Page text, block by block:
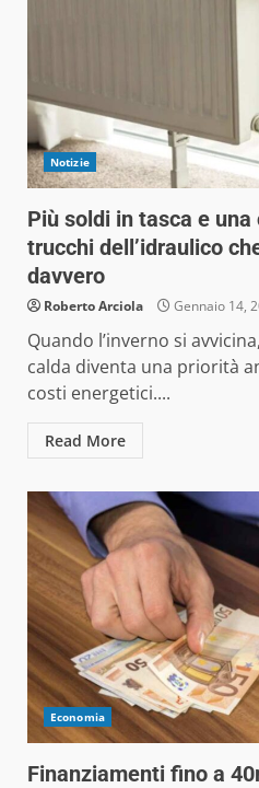
Notizie
Più soldi in tasca e
trucchi dell’idraulico
davvero
Roberto Arciola Gennaio 14,
Quando l’inverno si
calda diventa una priorità
costi energetici....
Read More
Economia
Finanziamenti fino a